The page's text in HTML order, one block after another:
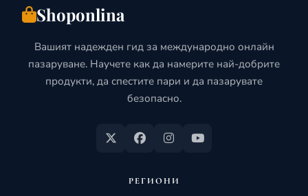
Shoponlina
Вашият надежден гид за международно онлайн
пазаруване. Научете как да намерите най-добрите
продукти, да спестите пари и да пазарувате
безопасно.
РЕГИОНИ